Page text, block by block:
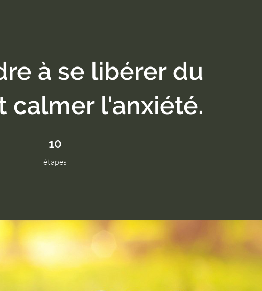
à se libérer du
calmer l'anxiété.
10
étapes